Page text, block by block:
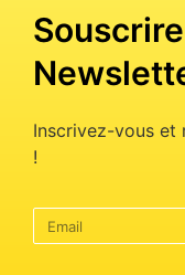
Inscrivez-vous et
!